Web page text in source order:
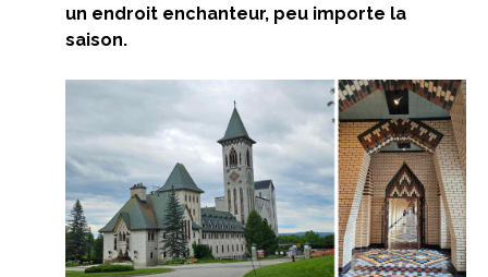
un endroit enchanteur, peu importe la
saison.